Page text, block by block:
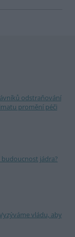
odstraňování
promění péči
jádra?
vládu, aby